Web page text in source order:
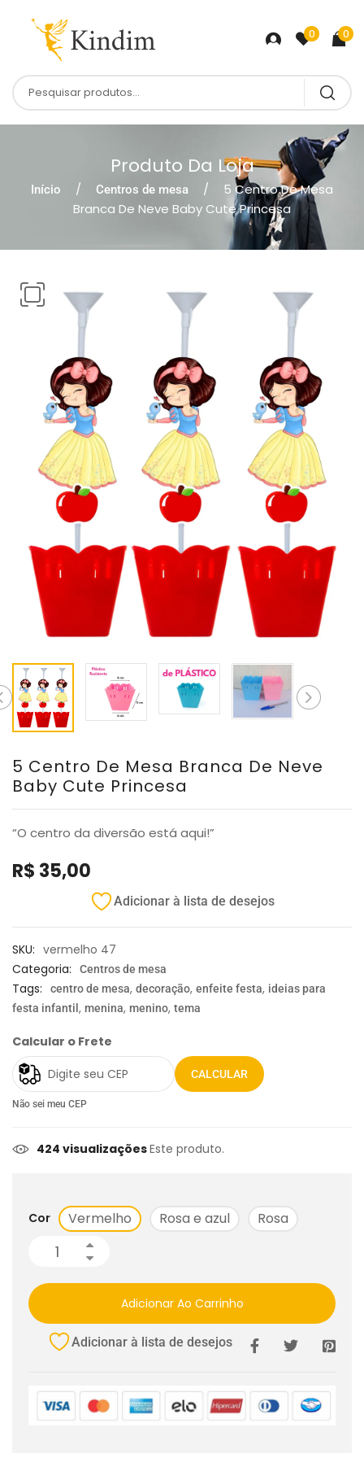
0 0
Produto Da Loja
Início Centros de mesa
5 Centro De Mesa
Branca De Neve Baby Cute Princesa
5 Centro De Mesa Branca De Neve
Baby Cute Princesa
“O centro da diversão está aqui!”
R$ 35,00
Adicionar à lista de desejos
SKU: vermelho 47
Categoria:
Centros de mesa
Tags: centro de mesa, decoração, enfeite festa, ideias para
festa infantil , menina, menino, tema
Calcular o Frete
CALCULAR
Não sei meu CEP
424 visualizaçõesEste produto.
Cor Vermelho Rosa e azul Rosa
Adicionar Ao Carrinho
Adicionar à lista de desejos